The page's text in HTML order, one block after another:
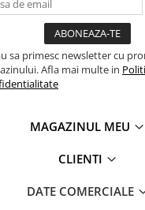
sa primesc newsletter cu
Afla mai multe in
MAGAZINUL MEU
CLIENTI
DATE COMERCIALE